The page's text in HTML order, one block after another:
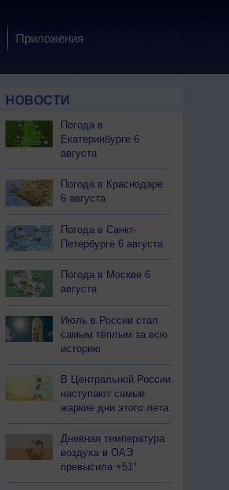
Приложения
НОВОСТИ
Погода в
Екатеринбурге 6
августа
Погода в Краснодаре
6 августа
Погода в Санкт-
Петербурге 6 августа
Погода в Москве 6
августа
Июль в России стал
самым тёплым за всю
историю
В Центральной России
наступают самые
жаркие дни этого лета
Дневная температура
воздуха в ОАЭ
превысила +51°